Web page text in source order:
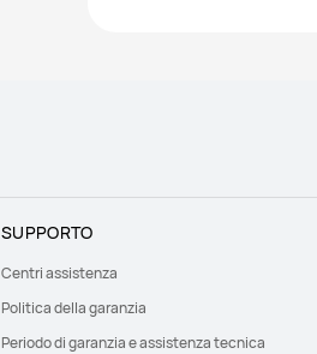
SUPPORTO
Centri assistenza
Politica della garanzia
Periodo di garanzia e assistenza tecnica